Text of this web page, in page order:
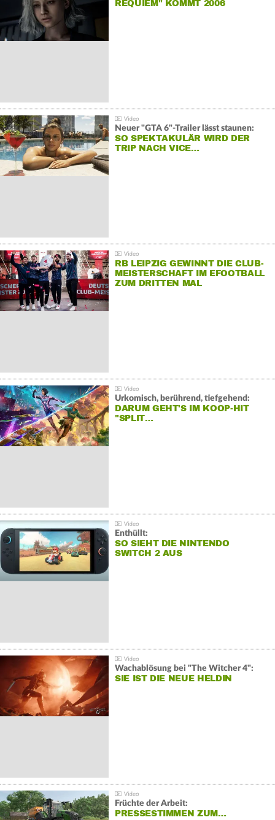
REQUIEM" KOMMT 2006
Neuer "GTA 6"-Trailer lässt staunen:
SO SPEKTAKULÄR WIRD DER
TRIP NACH VICE…
RB LEIPZIG GEWINNT DIE CLUB-
MEISTERSCHAFT IM EFOOTBALL
ZUM DRITTEN MAL
Urkomisch, berührend, tiefgehend:
DARUM GEHT'S IM KOOP-HIT
"SPLIT…
Enthüllt:
SO SIEHT DIE NINTENDO
SWITCH 2 AUS
Wachablösung bei "The Witcher 4":
SIE IST DIE NEUE HELDIN
Früchte der Arbeit:
PRESSESTIMMEN ZUM…